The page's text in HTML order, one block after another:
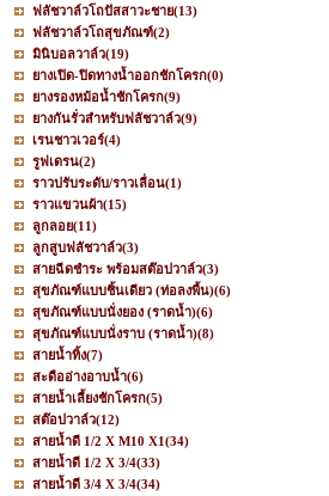
ฟลัชวาล์วโถปัสสาวะชาย(13)
ฟลัชวาล์วโถสุขภัณฑ์(2)
มินิบอลวาล์ว(19)
ยางเปิด-ปิดทางน้ำออกชักโครก(0)
ยางรองหม้อน้ำชักโครก(9)
ยางกันรั่วสำหรับฟลัชวาล์ว(9)
เรนชาวเวอร์(4)
รูฟเดรน(2)
ราวปรับระดับ/ราวเลื่อน(1)
ราวแขวนผ้า(15)
ลูกลอย(11)
ลูกสูบฟลัชวาล์ว(3)
สายฉีดชำระ พร้อมสต๊อปวาล์ว(3)
สุขภัณฑ์แบบชิ้นเดียว (ท่อลงพื้น)(6)
สุขภัณฑ์แบบนั่งยอง (ราดน้ำ)(6)
สุขภัณฑ์แบบนั่งราบ (ราดน้ำ)(8)
สายน้ำทิ้ง(7)
สะดืออ่างอาบน้ำ(6)
สายน้ำเลี้ยงชักโครก(5)
สต๊อปวาล์ว(12)
สายน้ำดี 1/2 X M10 X1(34)
สายน้ำดี 1/2 X 3/4(33)
สายน้ำดี 3/4 X 3/4(34)